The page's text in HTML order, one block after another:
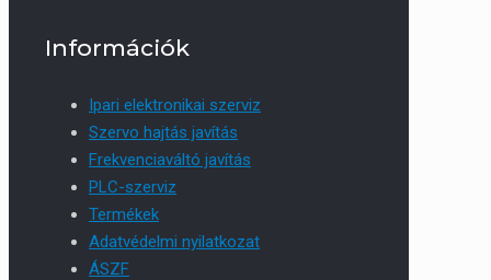
Információk
Ipari elektronikai szerviz
Szervo hajtás javítás
Frekvenciaváltó javítás
PLC-szerviz
Termékek
Adatvédelmi nyilatkozat
ÁSZF